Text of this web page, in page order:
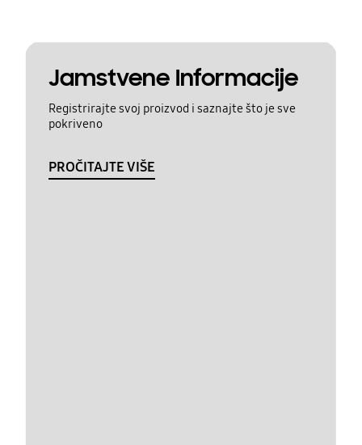
Jamstvene Informacije
Registrirajte svoj proizvod i saznajte što je sve
pokriveno
PROČITAJTE VIŠE